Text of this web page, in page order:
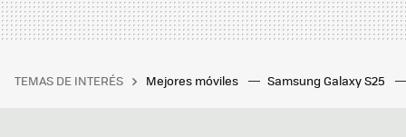
TEMAS DE INTERÉS Mejores móviles Samsung Galaxy S25